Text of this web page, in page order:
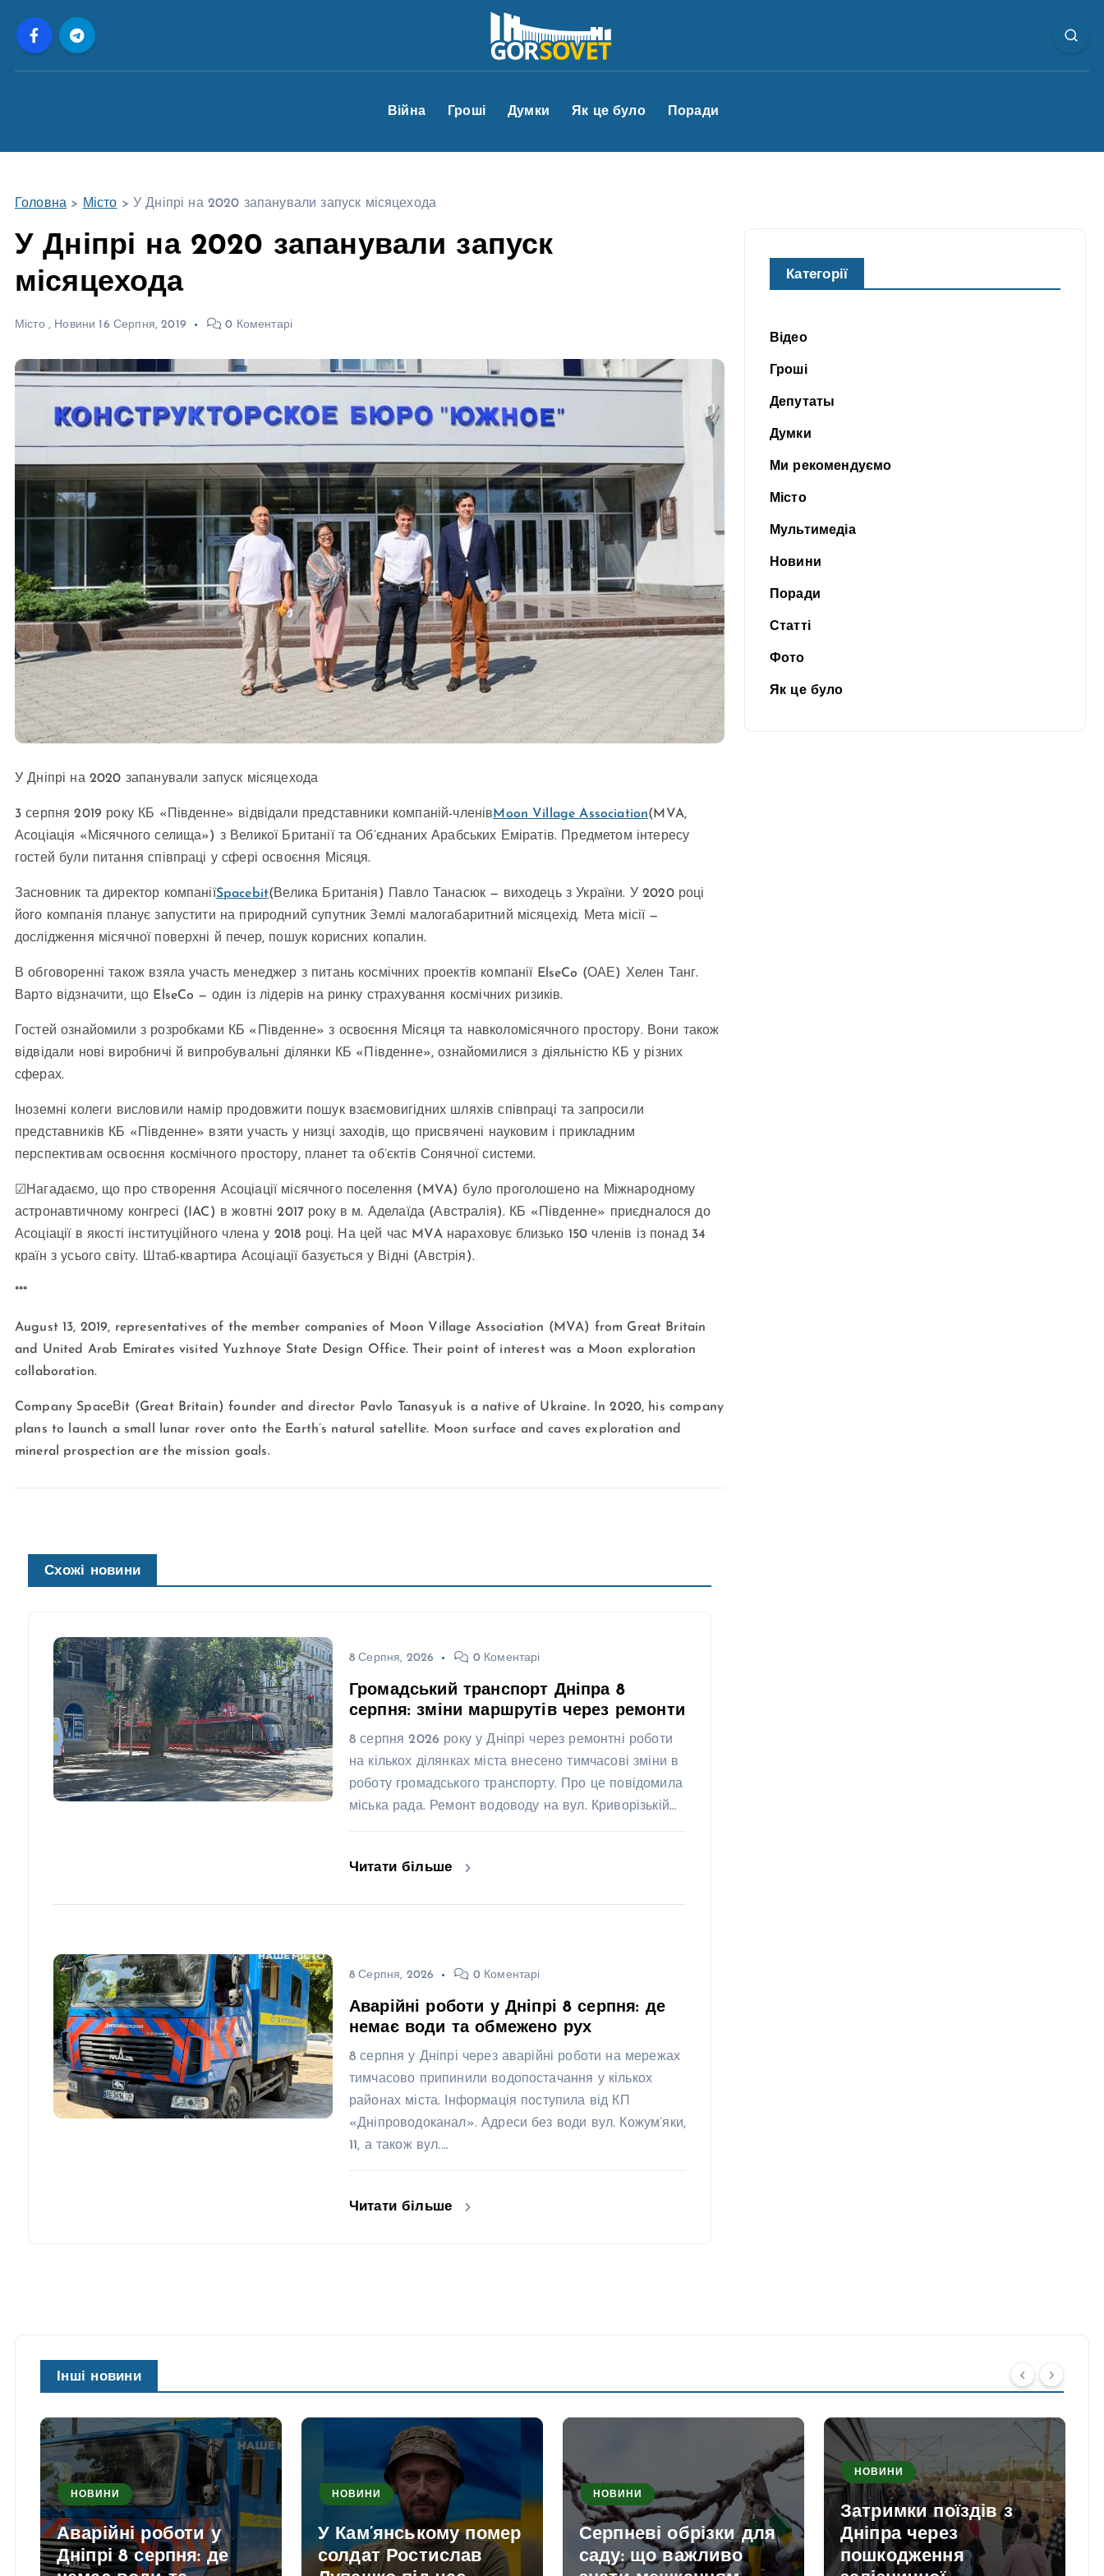
Війна Гроші Думки Як це було Поради
Головна > Місто > У Дніпрі на 2020 запанували запуск місяцехода
У Дніпрі на 2020 запанували запуск
місяцехода
Місто, Новини 16 Серпня, 2019 0 Коментарі
У Дніпрі на 2020 запанували запуск місяцехода
3 серпня 2019 року КБ «Південне» відвідали представники компаній-членів Moon Village Association(MVA,
Асоціація «Місячного селища») з Великої Британії та Об’єднаних Арабських Еміратів. Предметом інтересу
гостей були питання співпраці у сфері освоєння Місяця.
Засновник та директор компаніїSpacebit(Велика Британія) Павло Танасюк — виходець з України. У 2020 році
його компанія планує запустити на природний супутник Землі малогабаритний місяцехід. Мета місії —
дослідження місячної поверхні й печер, пошук корисних копалин.
В обговоренні також взяла участь менеджер з питань космічних проектів компанії ElseCo (ОАЕ) Хелен Танг.
Варто відзначити, що ElseCo — один із лідерів на ринку страхування космічних ризиків.
Гостей ознайомили з розробками КБ «Південне» з освоєння Місяця та навколомісячного простору. Вони також
відвідали нові виробничі й випробувальні ділянки КБ «Південне», ознайомилися з діяльністю КБ у різних
сферах.
Іноземні колеги висловили намір продовжити пошук взаємовигідних шляхів співпраці та запросили
представників КБ «Південне» взяти участь у низці заходів, що присвячені науковим і прикладним
перспективам освоєння космічного простору, планет та об’єктів Сонячної системи.
☑ Нагадаємо, що про створення Асоціації місячного поселення (MVA) було проголошено на Міжнародному
астронавтичному конгресі (IAC) в жовтні 2017 року в м. Аделаїда (Австралія). КБ «Південне» приєдналося до
Асоціації в якості інституційного члена у 2018 році. На цей час MVA нараховує близько 150 членів із понад 34
країн з усього світу. Штаб-квартира Асоціації базується у Відні (Австрія).
***
August 13, 2019, representatives of the member companies of Moon Village Association (MVA) from Great Britain
and United Arab Emirates visited Yuzhnoye State Design Office. Their point of interest was a Moon exploration
collaboration.
Company SpaceВit (Great Britain) founder and director Pavlo Tanasyuk is a native of Ukraine. In 2020, his company
plans to launch a small lunar rover onto the Earth’s natural satellite. Moon surface and caves exploration and
mineral prospection are the mission goals.
Схожі новини
8 Серпня, 2026 0 Коментарі
Громадський транспорт Дніпра 8
серпня: зміни маршрутів через ремонти
8 серпня 2026 року у Дніпрі через ремонтні роботи
на кількох ділянках міста внесено тимчасові зміни в
роботу громадського транспорту. Про це повідомила
міська рада. Ремонт водоводу на вул. Криворізькій…
Читати більше
8 Серпня, 2026 0 Коментарі
Аварійні роботи у Дніпрі 8 серпня: де
немає води та обмежено рух
8 серпня у Дніпрі через аварійні роботи на мережах
тимчасово припинили водопостачання у кількох
районах міста. Інформація поступила від КП
«Дніпроводоканал». Адреси без води вул. Кожум’яки,
11, а також вул.…
Читати більше
Категорії
Відео
Гроші
Депутаты
Думки
Ми рекомендуємо
Місто
Мультимедіа
Новини
Поради
Статті
Фото
Як це було
Інші новини
НОВИНИ
Аварійні роботи у
Дніпрі 8 серпня: де
НОВИНИ
У Кам’янському помер
солдат Ростислав
НОВИНИ
Серпневі обрізки для
саду: що важливо
НОВИНИ
Затримки поїздів з
Дніпра через
пошкодження